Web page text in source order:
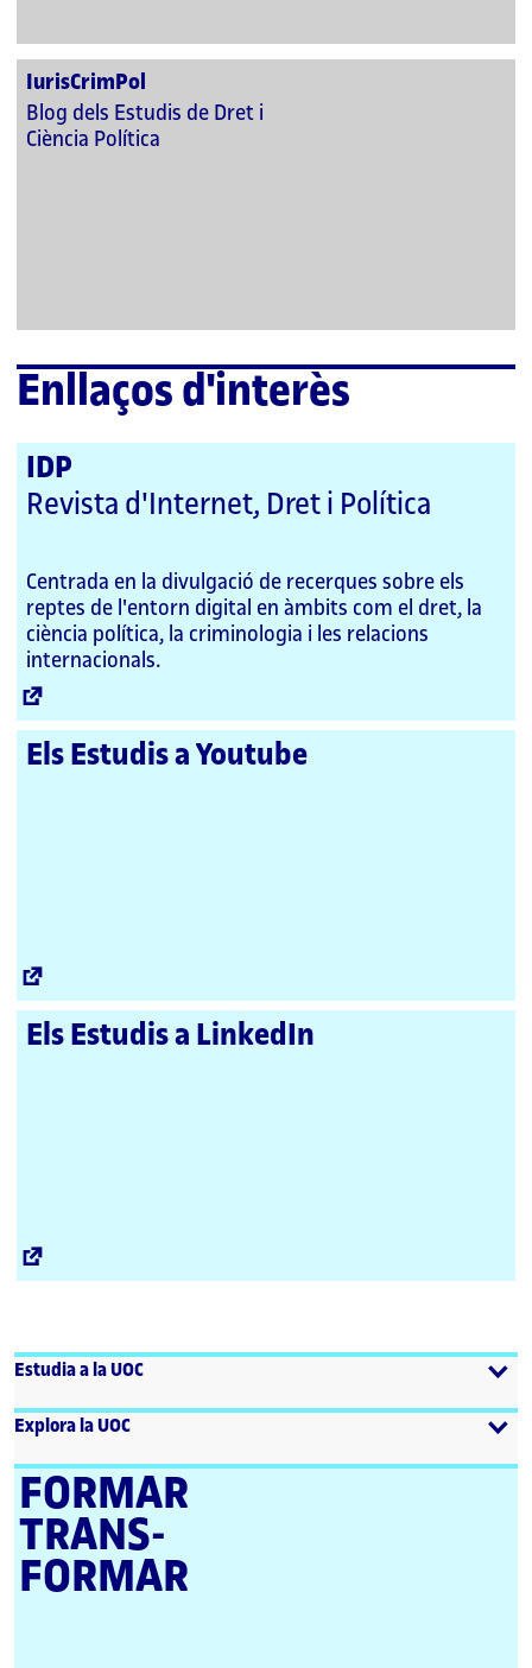
IurisCrimPol
Blog dels Estudis de Dret i
Ciència Política
Enllaços d'interès
IDP
Revista d'Internet, Dret i Política
Centrada en la divulgació de recerques sobre els
reptes de l'entorn digital en àmbits com el dret, la
ciència política, la criminologia i les relacions
internacionals.
Els Estudis a Youtube
Els Estudis a LinkedIn
Estudia a la UOC
Explora la UOC
FORMAR
TRANS­
FORMAR